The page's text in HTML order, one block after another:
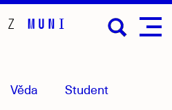
Věda Student